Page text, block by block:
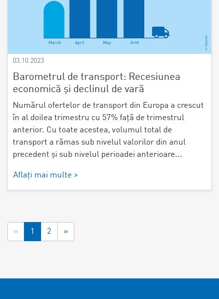
03.10.2023
Barometrul de transport: Recesiunea
economică și declinul de vară
Numărul ofertelor de transport din Europa a crescut
în al doilea trimestru cu 57% față de trimestrul
anterior. Cu toate acestea, volumul total de
transport a rămas sub nivelul valorilor din anul
precedent și sub nivelul perioadei anterioare...
Aflați mai multe >
« 1 2 »